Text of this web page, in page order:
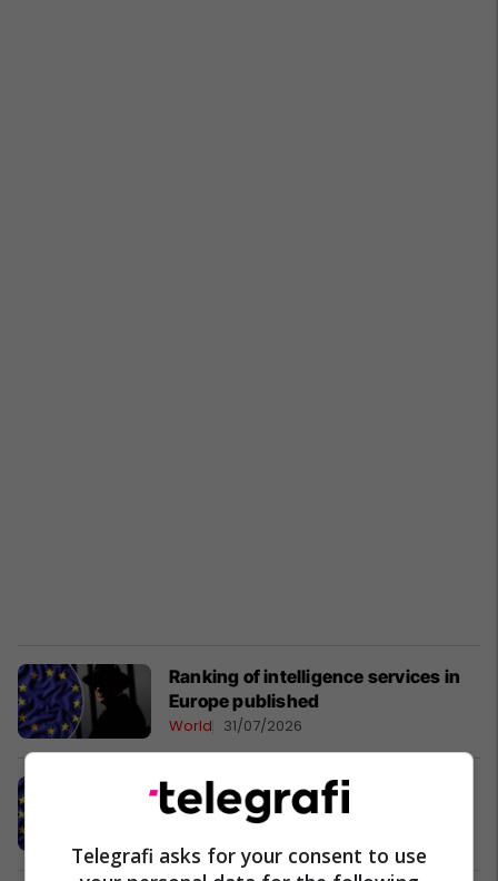
Ranking of intelligence services in
Europe published
World 31/07/2026
Publikohet renditja e shërbimeve të
inteligjencës në Evropë
Telegrafi asks for your consent to use